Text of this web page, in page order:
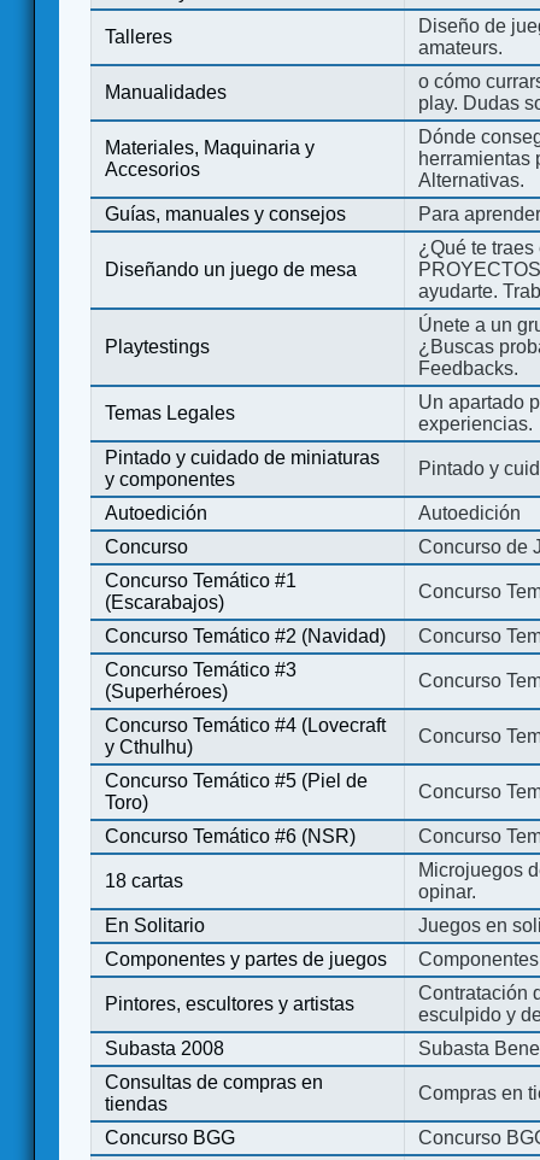
Talleres
Diseño de
amateurs.
Manualidades
o cómo
play. Dudas
Materiales, Maquinaria y
Accesorios
Dónde
herramientas
Alternativas.
Guías, manuales y consejos
Para
Diseñando un juego de mesa
¿Qué te
ayudarte.
Playtestings
Únete a un
¿Buscas
Feedbacks.
Temas Legales
Un apartado
experiencias.
Pintado y cuidado de miniaturas
y componentes
Pintado y
Autoedición
Autoedición
Concurso
Concurso de
Concurso Temático #1
(Escarabajos)
Concurso
Concurso Temático #2 (Navidad)
Concurso
Concurso Temático #3
(Superhéroes)
Concurso
Concurso Temático #4 (Lovecraft
y Cthulhu)
Concurso
Concurso Temático #5 (Piel de
Toro)
Concurso
Concurso Temático #6 (NSR) Concurso
18 cartas
Microjuegos
opinar.
En Solitario
Juegos en
Componentes y partes de juegos
Pintores, escultores y artistas
Contratación
esculpido y
Subasta 2008
Subasta
Consultas de compras en
tiendas
Compras en
Concurso BGG
Concurso